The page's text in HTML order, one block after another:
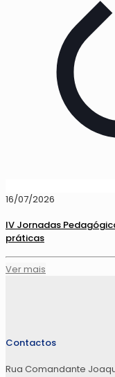
16/07/2026
IV Jornadas
práticas
Ver mais
Contactos
Rua Comandante